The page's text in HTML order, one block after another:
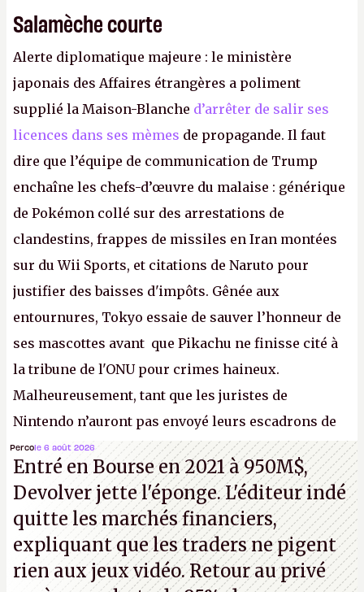
Salamèche courte
Alerte diplomatique majeure : le ministère
japonais des Affaires étrangères a poliment
supplié la Maison-Blanche d’arrêter de salir ses
licences dans ses mèmes de propagande. Il faut
dire que l’équipe de communication de Trump
enchaîne les chefs-d’œuvre du malaise : générique
de Pokémon collé sur des arrestations de
clandestins, frappes de missiles en Iran montées
sur du Wii Sports, et citations de Naruto pour
justifier des baisses d'impôts. Gênée aux
entournures, Tokyo essaie de sauver l’honneur de
ses mascottes avant que Pikachu ne finisse cité à
la tribune de l'ONU pour crimes haineux.
Malheureusement, tant que les juristes de
Nintendo n’auront pas envoyé leurs escadrons de
la mort judiciaires pour distribuer du copyright
strike à tour de bras, l'Oncle Sam continuera
d'étaler sa confiture intellectuelle sur vos
souvenirs d'enfance.P.
Percole 6 août 2026
Entré en Bourse en 2021 à 950M$,
Devolver jette l'éponge. L'éditeur indé
quitte les marchés financiers,
expliquant que les traders ne pigent
rien aux jeux vidéo. Retour au privé